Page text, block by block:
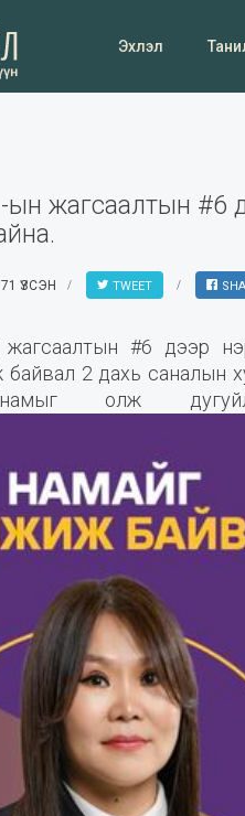
Эхлэл
-ын жагсаалтын #6
ҮЗСЭН TWEET
#6 дээр
2 дахь саналын
олж